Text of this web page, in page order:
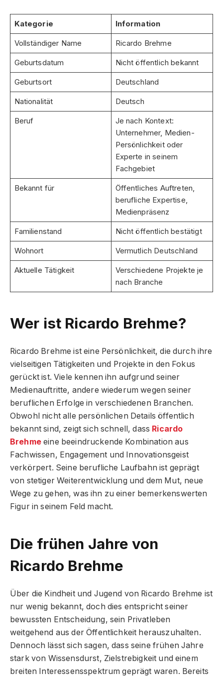
Kategorie Information
Vollständiger Name Ricardo Brehme
Geburtsdatum Nicht öffentlich bekannt
Geburtsort Deutschland
Nationalität Deutsch
Beruf
Je nach Kontext:
Unternehmer, Medien-
Persönlichkeit oder
Experte in seinem
Fachgebiet
Bekannt für
Öffentliches Auftreten,
berufliche Expertise,
Medienpräsenz
Familienstand Nicht öffentlich bestätigt
Wohnort Vermutlich Deutschland
Aktuelle Tätigkeit
Verschiedene Projekte je
nach Branche
Wer ist Ricardo Brehme?
Ricardo Brehme ist eine Persönlichkeit, die durch ihre
vielseitigen Tätigkeiten und Projekte in den Fokus
gerückt ist. Viele kennen ihn aufgrund seiner
Medienauftritte, andere wiederum wegen seiner
beruflichen Erfolge in verschiedenen Branchen.
Obwohl nicht alle persönlichen Details öffentlich
bekannt sind, zeigt sich schnell, dass Ricardo
Brehmeeine beeindruckende Kombination aus
Fachwissen, Engagement und Innovationsgeist
verkörpert. Seine berufliche Laufbahn ist geprägt
von stetiger Weiterentwicklung und dem Mut, neue
Wege zu gehen, was ihn zu einer bemerkenswerten
Figur in seinem Feld macht.
Die frühen Jahre von
Ricardo Brehme
Über die Kindheit und Jugend von Ricardo Brehme ist
nur wenig bekannt, doch dies entspricht seiner
bewussten Entscheidung, sein Privatleben
weitgehend aus der Öffentlichkeit herauszuhalten.
Dennoch lässt sich sagen, dass seine frühen Jahre
stark von Wissensdurst, Zielstrebigkeit und einem
breiten Interessensspektrum geprägt waren. Bereits